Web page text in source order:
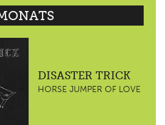
DISASTER TRICK
HORSE JUMPER OF LOVE